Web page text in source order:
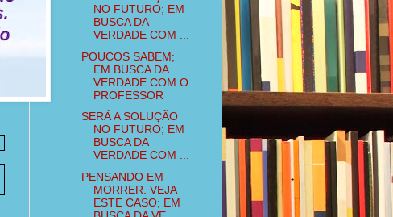
NO FUTURO; EM
BUSCA DA
VERDADE COM ...
POUCOS SABEM;
EM BUSCA DA
VERDADE COM O
PROFESSOR
SERÁ A SOLUÇÃO
NO FUTURO; EM
BUSCA DA
VERDADE COM ...
PENSANDO EM
MORRER. VEJA
ESTE CASO; EM